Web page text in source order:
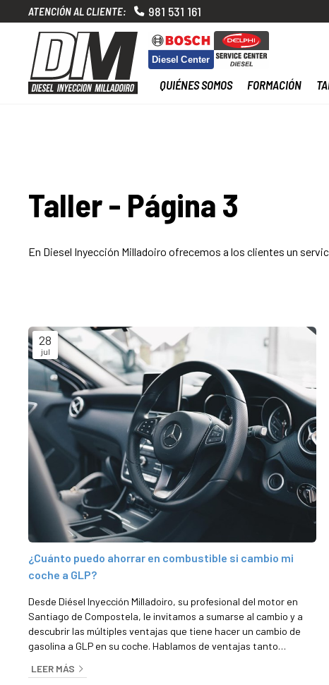
ATENCIÓN AL CLIENTE: 981 531 161
QUIÉNES SOMOS FORMACIÓN
Taller - Página 3
En Diesel Inyección Milladoiro ofrecemos a los clientes un
28
jul
¿Cuánto puedo ahorrar en combustible si cambio mi
coche a GLP?
Desde Diésel Inyección Milladoiro, su profesional del motor en
Santiago de Compostela, le invitamos a sumarse al cambio y a
descubrir las múltiples ventajas que tiene hacer un cambio de
gasolina a GLP en su coche. Hablamos de ventajas tanto
del que nadie debería olvidarse en una coyuntura de altísimos
LEER MÁS